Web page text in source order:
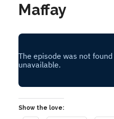
Maffay
Show the love: